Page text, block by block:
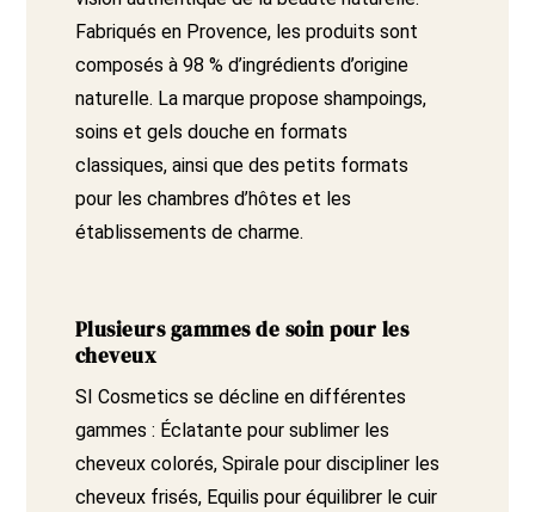
Fabriqués en Provence, les produits sont
composés à 98 % d’ingrédients d’origine
naturelle. La marque propose shampoings,
soins et gels douche en formats
classiques, ainsi que des petits formats
pour les chambres d’hôtes et les
établissements de charme.
Plusieurs gammes de soin pour les
cheveux
SI Cosmetics se décline en différentes
gammes : Éclatante pour sublimer les
cheveux colorés, Spirale pour discipliner les
cheveux frisés, Equilis pour équilibrer le cuir